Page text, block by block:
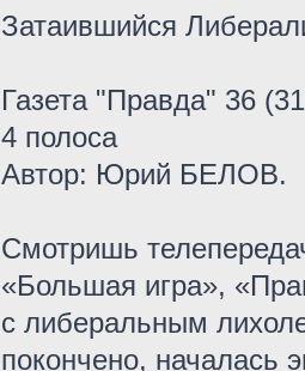
Затаившийся
Газета "Правда" 36
4 полоса
Автор: Юрий БЕЛОВ.
Смотришь
«Большая игра»,
с либеральным
покончено, началась